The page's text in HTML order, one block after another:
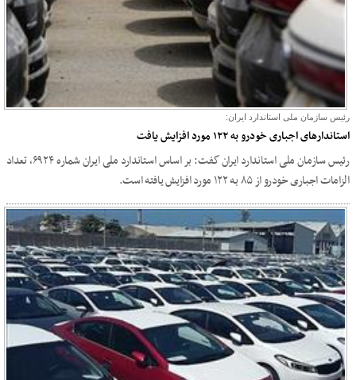
رئیس سازمان ملی استاندارد ایران:
استاندارهای اجباری خودرو به ۱۲۲ مورد افزایش یافت
رئیس سازمان ملی استاندارد ایران گفت: بر اساس استاندارد ملی ایران شماره ۶۹۲۴، تعداد
الزامات اجباری خودرو از ۸۵ به ۱۲۲ مورد افزایش یافته است.